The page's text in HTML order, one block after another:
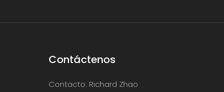
Contáctenos
Contacto: Richard Zhao